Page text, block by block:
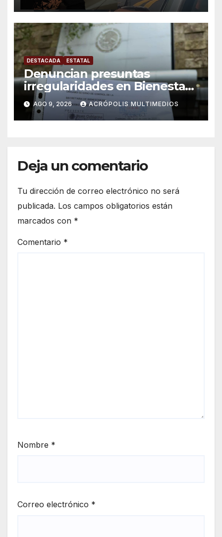
DESTACADA ESTATAL
Denuncian presuntas
irregularidades en Bienestar
de Coatepec
AGO 9, 2026 ACRÓPOLIS MULTIMEDIOS
Deja un comentario
Tu dirección de correo electrónico no será
publicada. Los campos obligatorios están
marcados con *
Comentario *
Nombre *
Correo electrónico *